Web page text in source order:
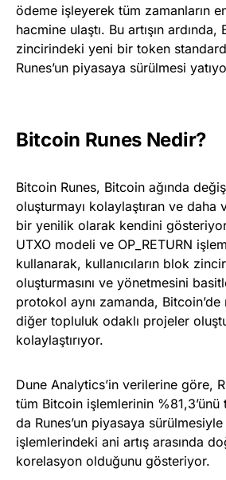
ödeme işleyerek tüm zamanların
hacmine ulaştı. Bu artışın
zincirindeki yeni bir token
Runes’un piyasaya sürülmesi
Bitcoin Runes Nedir?
Bitcoin Runes, Bitcoin ağında
oluşturmayı kolaylaştıran ve daha
bir yenilik olarak kendini
UTXO modeli ve OP_RETURN
kullanarak, kullanıcıların blok
oluşturmasını ve yönetmesini
protokol aynı zamanda,
diğer topluluk odaklı projeler
kolaylaştırıyor.
Dune Analytics’in verilerine göre,
tüm Bitcoin işlemlerinin
da Runes’un piyasaya
işlemlerindeki ani artış arasında
korelasyon olduğunu gösteriyor.